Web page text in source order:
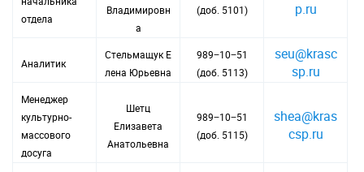
отдела
Владимировн
а
(доб. 5101)
p.ru
Аналитик
Стельмащук Е
лена Юрьевна
989−10−51
(доб. 5113)
seu@krasc
sp.ru
Менеджер
культурно-
массового
досуга
Шетц
Елизавета
Анатольевна
989−10−51
(доб. 5115)
shea@kras
csp.ru